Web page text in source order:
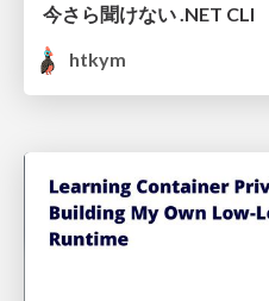
今さら聞けない .NET CLI
htkym